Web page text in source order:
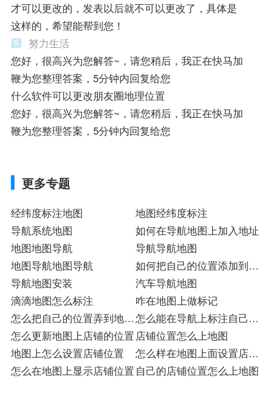
才可以更改的，发表以后就不可以更改了，具体是
这样的，希望能帮到您！
努力生活
您好，很高兴为您解答~，请您稍后，我正在快马加
鞭为您整理答案，5分钟内回复给您
什么软件可以更改朋友圈地理位置
您好，很高兴为您解答~，请您稍后，我正在快马加
鞭为您整理答案，5分钟内回复给您
更多专题
经纬度标注地图
地图经纬度标注
导航系统地图
如何在导航地图上加入地址
地图地图导航
导航导航地图
地图导航地图导航
如何把自己的位置添加到地
图上
导航地图安装
汽车导航地图
滴滴地图怎么标注
咋在地图上做标记
怎么把自己的位置弄到地图
上
怎么能在导航上标注自己的
位置
怎么更新地图上店铺的位置 店铺位置怎么上地图
地图上怎么设置店铺位置
怎么样在地图上面设置店铺
位置
怎么在地图上显示店铺位置 自己的店铺位置怎么上地图